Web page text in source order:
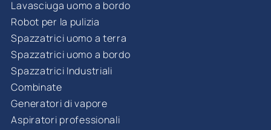
Lavasciuga uomo a bordo
Robot per la pulizia
Spazzatrici uomo a terra
Spazzatrici uomo a bordo
Spazzatrici Industriali
Combinate
Generatori di vapore
Aspiratori professionali